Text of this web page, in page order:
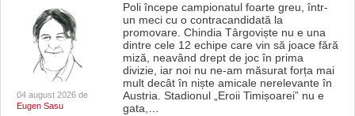
04 august 2026 de
Eugen Sasu
Poli începe campionatul foarte greu, într-
un meci cu o contracandidată la
promovare. Chindia Târgoviște nu e una
dintre cele 12 echipe care vin să joace fără
miză, neavând drept de joc în prima
divizie, iar noi nu ne-am măsurat forța mai
mult decât în niște amicale nerelevante în
Austria. Stadionul „Eroii Timișoarei” nu e
gata,…